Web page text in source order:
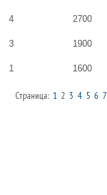
4 2700
3 1900
1 1600
Страница: 1 2 3 4 5 6 7